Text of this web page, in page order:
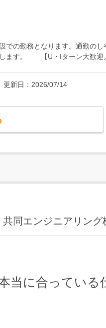
となる先輩社員が、皆さんの
【ひとり立ち後は…】一通り業
に加え、テキストや願書を無
手当加算もしくは祝い金を支給
の勤務となります。通勤のし
します。 【U・Iターン大歓迎
するうえ、家賃半額補助（地
更新日： 2026/07/14
同エンジニアリング
当に合ってい